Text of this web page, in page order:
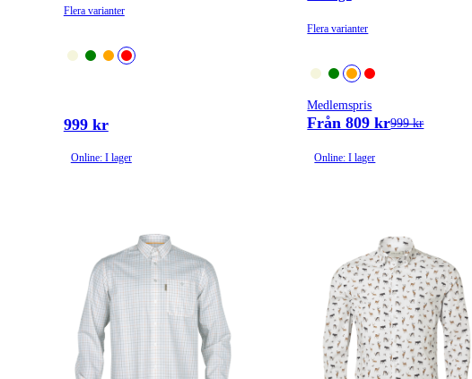
Flera varianter
999 kr
Online: I lager
Flera varianter
Medlemspris
Från 809 kr999 kr
Online: I lager